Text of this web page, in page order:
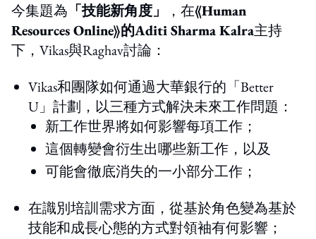
今集題為 「技能新角度」 ，在《Human
Resources Online》的Aditi Sharma Kalra主持
下，Vikas與Raghav討論：
Vikas和團隊如何通過大華銀行的「Better
U」計劃，以三種方式解決未來工作問題：
新工作世界將如何影響每項工作；
這個轉變會衍生出哪些新工作，以及
可能會徹底消失的一小部分工作；
在識別培訓需求方面，從基於角色變為基於
技能和成長心態的方式對領袖有何影響；